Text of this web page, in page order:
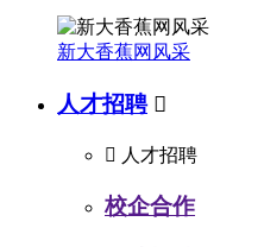
新大香蕉网风采
人才招聘 
 人才招聘
校企合作